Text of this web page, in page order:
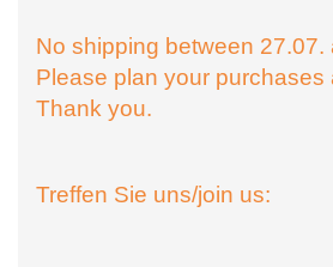
No shipping between 27.07.
Please plan your purchases
Thank you.
Treffen Sie uns/join us: